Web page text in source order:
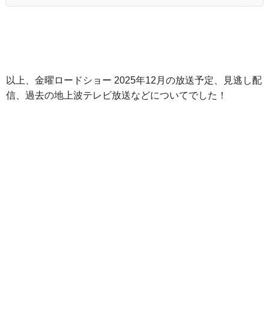
以上、金曜ロードショー 2025年12月の放送予定、見逃し配
信、過去の地上波テレビ放送などについてでした！